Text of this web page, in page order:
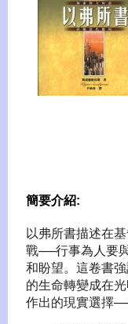
簡要介紹:
以弗所書描述在
戰──行事為人要
和盼望。這卷書
的生命轉變成在
作出的現實選擇